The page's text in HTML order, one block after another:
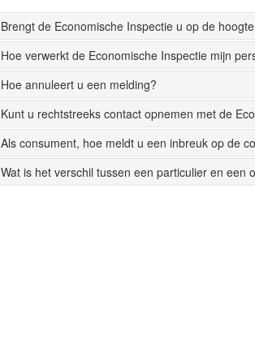
Brengt de Economische Inspectie u op de
Hoe verwerkt de Economische Inspectie mijn
Hoe annuleert u een melding?
Kunt u rechtstreeks contact opnemen met de
Als consument, hoe meldt u een inbreuk op de
Wat is het verschil tussen een particulier en een